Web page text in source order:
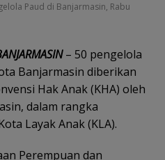
Paud di Banjarmasin, Rabu
– 50 pengelola
Banjarmasin diberikan
Hak Anak (KHA) oleh
dalam rangka
Layak Anak (KLA).
Perempuan dan